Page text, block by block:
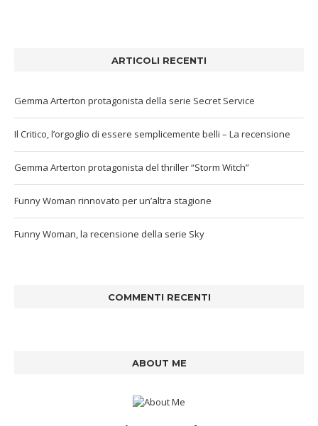
ARTICOLI RECENTI
Gemma Arterton protagonista della serie Secret Service
Il Critico, l’orgoglio di essere semplicemente belli – La recensione
Gemma Arterton protagonista del thriller “Storm Witch”
Funny Woman rinnovato per un’altra stagione
Funny Woman, la recensione della serie Sky
COMMENTI RECENTI
ABOUT ME